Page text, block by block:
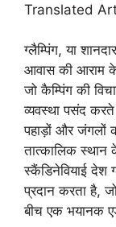
Translated
ग्लैम्पिंग, या
आवास की आराम
जो कैम्पिंग की
व्यवस्था पसंद करते
पहाड़ों और जंगलों
तात्कालिक स्थान
स्कैंडिनेवियाई देश
प्रदान करता है,
बीच एक भयानक